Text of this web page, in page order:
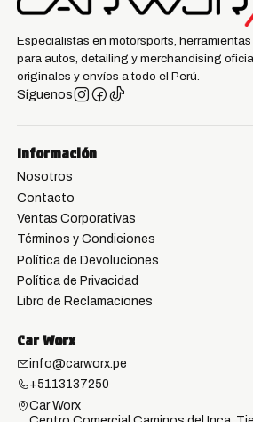
Especialistas en motorsports,
para autos, detailing y merchandising
originales y envíos a todo el Perú.
Síguenos
Información
Nosotros
Contacto
Ventas Corporativas
Términos y Condiciones
Política de Devoluciones
Política de Privacidad
Libro de Reclamaciones
Car Worx
info@carworx.pe
+5113137250
Car Worx